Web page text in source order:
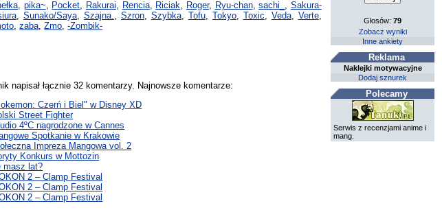
, pika~, Pocket, Rakurai, Rencia, Riciak, Roger, Ryu-chan,sachi_ , Sakura-
, Sunako/Saya, Szajna., Szron, Szybka, Tofu, Tokyo, Toxic, Veda, Verte,
,zaba,Zmo,-Zombik-
napisał łącznie 32 komentarzy. Najnowsze komentarze:
Czerń i Biel" w Disney XD
Street Fighter
4ºC nagrodzone w Cannes
Spotkanie w Krakowie
Impreza Mangowa vol. 2
Konkurs w Mottozin
masz lat?
2 – Clamp Festival
2 – Clamp Festival
2 – Clamp Festival
Głosów:79
Zobacz wyniki
Inne ankiety
Reklama
Naklejki motywacyjne
Dodaj sznurek
Polecamy
Serwis z recenzjami anime i
mang.